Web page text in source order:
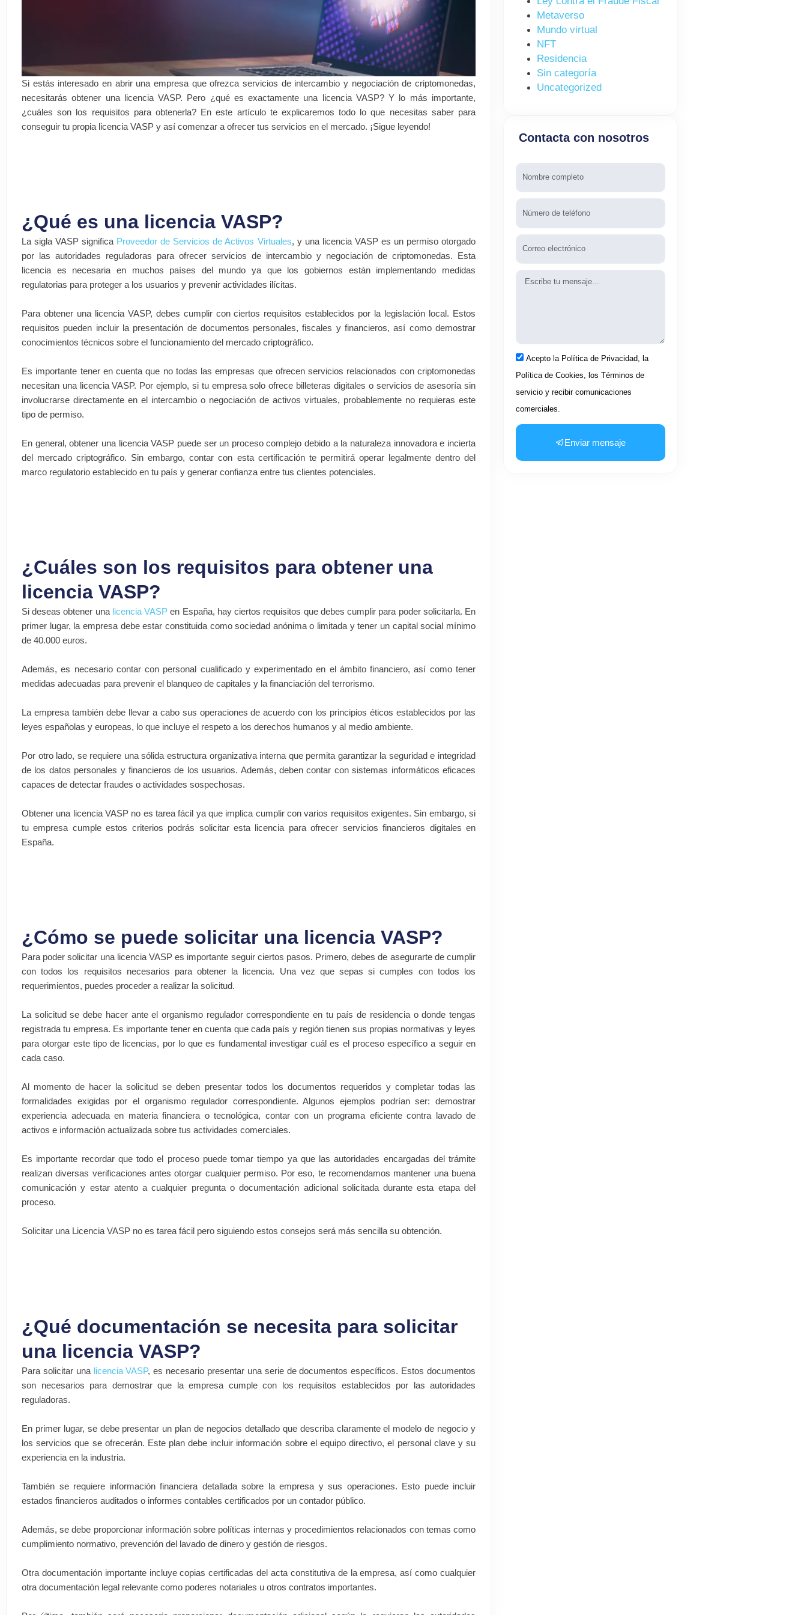
Si estás interesado en abrir una empresa que ofrezca servicios de intercambio y negociación de criptomonedas,
necesitarás obtener una licencia VASP. Pero ¿qué es exactamente una licencia VASP? Y lo más importante,
¿cuáles son los requisitos para obtenerla? En este artículo te explicaremos todo lo que necesitas saber para
conseguir tu propia licencia VASP y así comenzar a ofrecer tus servicios en el mercado. ¡Sigue leyendo!
¿Qué es una licencia VASP?
La sigla VASP significa Proveedor de Servicios de Activos Virtuales, y una licencia VASP es un permiso otorgado
por las autoridades reguladoras para ofrecer servicios de intercambio y negociación de criptomonedas. Esta
licencia es necesaria en muchos países del mundo ya que los gobiernos están implementando medidas
regulatorias para proteger a los usuarios y prevenir actividades ilícitas.
Para obtener una licencia VASP, debes cumplir con ciertos requisitos establecidos por la legislación local. Estos
requisitos pueden incluir la presentación de documentos personales, fiscales y financieros, así como demostrar
conocimientos técnicos sobre el funcionamiento del mercado criptográfico.
Es importante tener en cuenta que no todas las empresas que ofrecen servicios relacionados con criptomonedas
necesitan una licencia VASP. Por ejemplo, si tu empresa solo ofrece billeteras digitales o servicios de asesoría sin
involucrarse directamente en el intercambio o negociación de activos virtuales, probablemente no requieras este
tipo de permiso.
En general, obtener una licencia VASP puede ser un proceso complejo debido a la naturaleza innovadora e incierta
del mercado criptográfico. Sin embargo, contar con esta certificación te permitirá operar legalmente dentro del
marco regulatorio establecido en tu país y generar confianza entre tus clientes potenciales.
¿Cuáles son los requisitos para obtener una
licencia VASP?
Si deseas obtener una licencia VASP en España, hay ciertos requisitos que debes cumplir para poder solicitarla. En
primer lugar, la empresa debe estar constituida como sociedad anónima o limitada y tener un capital social mínimo
de 40.000 euros.
Además, es necesario contar con personal cualificado y experimentado en el ámbito financiero, así como tener
medidas adecuadas para prevenir el blanqueo de capitales y la financiación del terrorismo.
La empresa también debe llevar a cabo sus operaciones de acuerdo con los principios éticos establecidos por las
leyes españolas y europeas, lo que incluye el respeto a los derechos humanos y al medio ambiente.
Por otro lado, se requiere una sólida estructura organizativa interna que permita garantizar la seguridad e integridad
de los datos personales y financieros de los usuarios. Además, deben contar con sistemas informáticos eficaces
capaces de detectar fraudes o actividades sospechosas.
Obtener una licencia VASP no es tarea fácil ya que implica cumplir con varios requisitos exigentes. Sin embargo, si
tu empresa cumple estos criterios podrás solicitar esta licencia para ofrecer servicios financieros digitales en
España.
¿Cómo se puede solicitar una licencia VASP?
Para poder solicitar una licencia VASP es importante seguir ciertos pasos. Primero, debes de asegurarte de cumplir
con todos los requisitos necesarios para obtener la licencia. Una vez que sepas si cumples con todos los
requerimientos, puedes proceder a realizar la solicitud.
La solicitud se debe hacer ante el organismo regulador correspondiente en tu país de residencia o donde tengas
registrada tu empresa. Es importante tener en cuenta que cada país y región tienen sus propias normativas y leyes
para otorgar este tipo de licencias, por lo que es fundamental investigar cuál es el proceso específico a seguir en
cada caso.
Al momento de hacer la solicitud se deben presentar todos los documentos requeridos y completar todas las
formalidades exigidas por el organismo regulador correspondiente. Algunos ejemplos podrían ser: demostrar
experiencia adecuada en materia financiera o tecnológica, contar con un programa eficiente contra lavado de
activos e información actualizada sobre tus actividades comerciales.
Es importante recordar que todo el proceso puede tomar tiempo ya que las autoridades encargadas del trámite
realizan diversas verificaciones antes otorgar cualquier permiso. Por eso, te recomendamos mantener una buena
comunicación y estar atento a cualquier pregunta o documentación adicional solicitada durante esta etapa del
proceso.
Solicitar una Licencia VASP no es tarea fácil pero siguiendo estos consejos será más sencilla su obtención.
¿Qué documentación se necesita para solicitar
una licencia VASP?
Para solicitar una licencia VASP, es necesario presentar una serie de documentos específicos. Estos documentos
son necesarios para demostrar que la empresa cumple con los requisitos establecidos por las autoridades
reguladoras.
En primer lugar, se debe presentar un plan de negocios detallado que describa claramente el modelo de negocio y
los servicios que se ofrecerán. Este plan debe incluir información sobre el equipo directivo, el personal clave y su
experiencia en la industria.
También se requiere información financiera detallada sobre la empresa y sus operaciones. Esto puede incluir
estados financieros auditados o informes contables certificados por un contador público.
Además, se debe proporcionar información sobre políticas internas y procedimientos relacionados con temas como
cumplimiento normativo, prevención del lavado de dinero y gestión de riesgos.
Otra documentación importante incluye copias certificadas del acta constitutiva de la empresa, así como cualquier
otra documentación legal relevante como poderes notariales u otros contratos importantes.
Metaverso
Mundo virtual
NFT
Residencia
Sin categoría
Uncategorized
Contacta con nosotros
Mensaje
Aceptación
Acepto la Política de Privacidad, la
Política de Cookies, los Términos de
servicio y recibir comunicaciones
comerciales.
Enviar mensaje